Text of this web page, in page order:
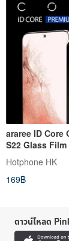
araree ID Core
S22 Glass
with Finger
Hotphone HK
169฿
ดาวน์โหลด